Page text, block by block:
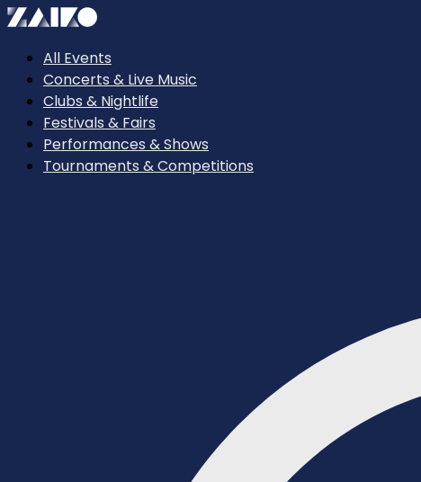
All Events
Concerts & Live Music
Clubs & Nightlife
Festivals & Fairs
Performances & Shows
Tournaments & Competitions